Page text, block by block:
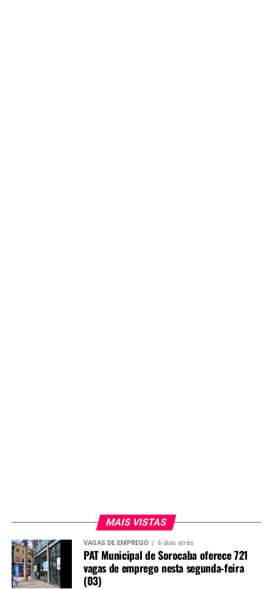
MAIS VISTAS
VAGAS DE EMPREGO 6 dias atrás
PAT Municipal de Sorocaba oferece 721
vagas de emprego nesta segunda-feira
(03)